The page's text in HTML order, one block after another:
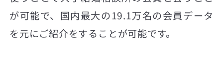
が可能で、国内最大の19.1万名の会員データ
を元にご紹介をすることが可能です。